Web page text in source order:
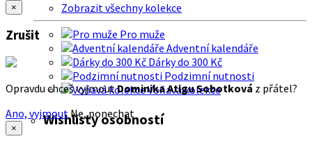
Zobrazit všechny kolekce
Pro muže
Adventní kalendáře
Dárky do 300 Kč
Podzimní nutnosti
Voňavá kolekce
Wishlisty osobností
×
Zrušit
Opravdu chceš vyjmoutDominika Atigu Sobotková z přátel?
Ano, vyjmout Ne, ponechat
×